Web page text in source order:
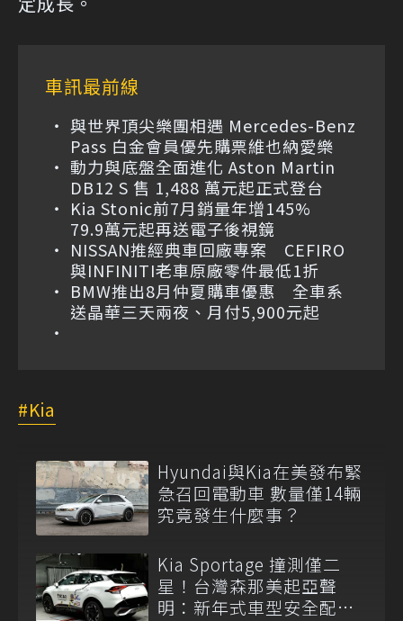
車訊最前線
與世界頂尖樂團相遇 Mercedes-Benz
Pass 白金會員優先購票維也納愛樂
動力與底盤全面進化 Aston Martin
DB12 S 售 1,488 萬元起正式登台
Kia Stonic前7月銷量年增145%
79.9萬元起再送電子後視鏡
NISSAN推經典車回廠專案 CEFIRO
與INFINITI老車原廠零件最低1折
BMW推出8月仲夏購車優惠 全車系
送晶華三天兩夜、月付5,900元起
Kia
Hyundai與Kia在美發布緊
急召回電動車 數量僅14輛
究竟發生什麼事？
Kia Sportage 撞測僅二
星！台灣森那美起亞聲
明：新年式車型安全配備